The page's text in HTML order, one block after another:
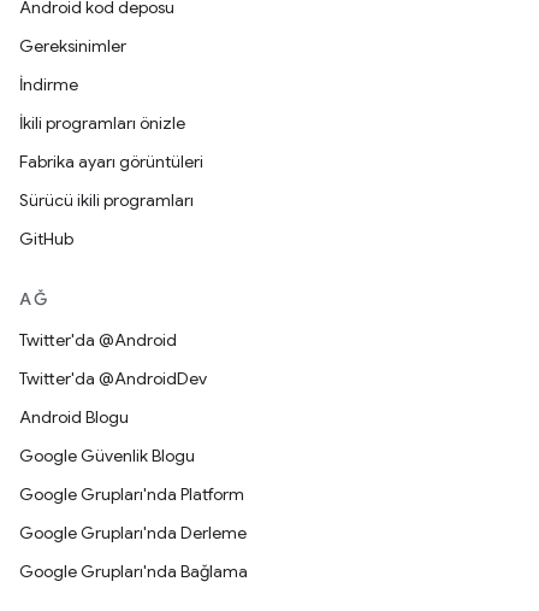
Android kod deposu
Gereksinimler
İndirme
İkili programları önizle
Fabrika ayarı görüntüleri
Sürücü ikili programları
GitHub
AĞ
Twitter'da @Android
Twitter'da @AndroidDev
Android Blogu
Google Güvenlik Blogu
Google Grupları'nda Platform
Google Grupları'nda Derleme
Google Grupları'nda Bağlama